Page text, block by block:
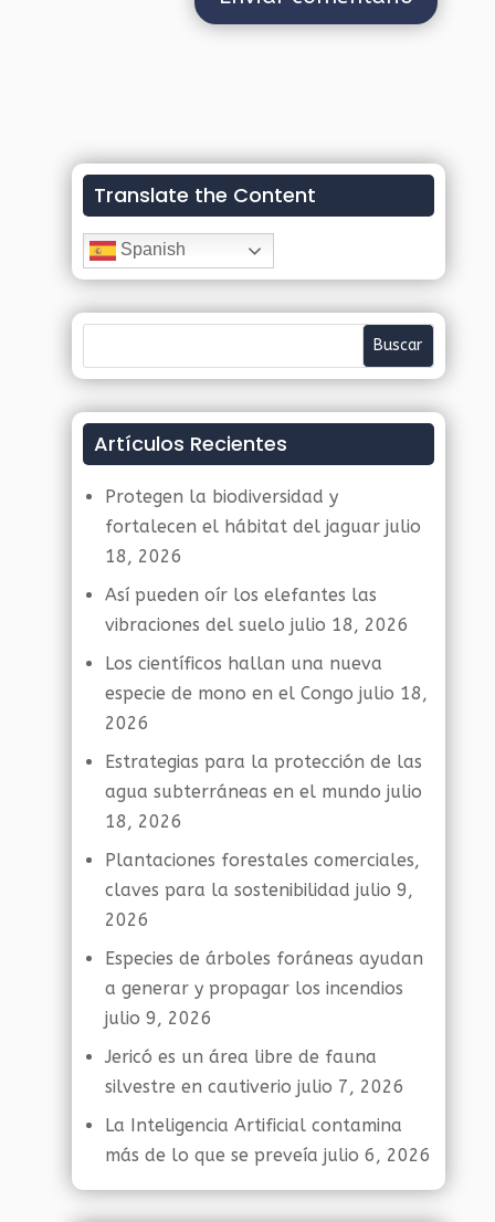
Translate the Content
Spanish
Artículos Recientes
Protegen la biodiversidad y
fortalecen el hábitat del jaguar julio
18, 2026
Así pueden oír los elefantes las
vibraciones del suelo julio 18, 2026
Los científicos hallan una nueva
especie de mono en el Congo julio 18,
2026
Estrategias para la protección de las
agua subterráneas en el mundo julio
18, 2026
Plantaciones forestales comerciales,
claves para la sostenibilidad julio 9,
2026
Especies de árboles foráneas ayudan
a generar y propagar los incendios
julio 9, 2026
Jericó es un área libre de fauna
silvestre en cautiverio julio 7, 2026
La Inteligencia Artificial contamina
más de lo que se preveía julio 6, 2026